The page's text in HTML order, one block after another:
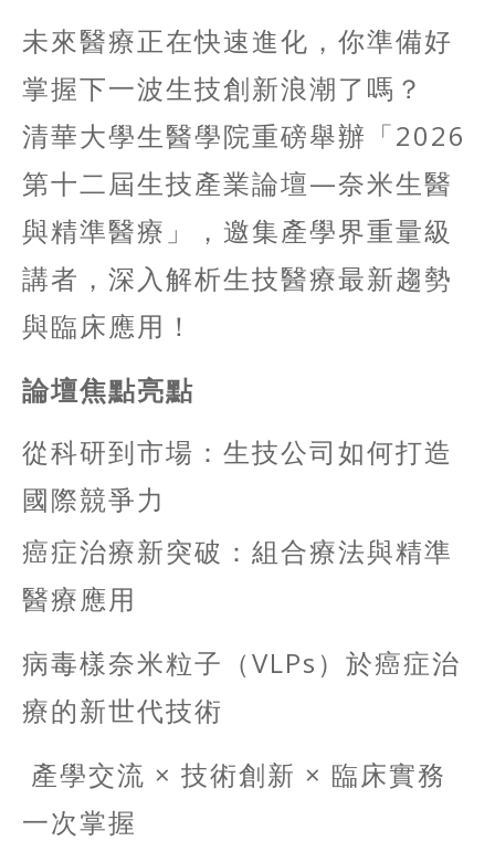
未來醫療正在快速進化，你準備好
掌握下一波生技創新浪潮了嗎？
清華大學生醫學院重磅舉辦「2026
第十二屆生技產業論壇—奈米生醫
與精準醫療」，邀集產學界重量級
講者，深入解析生技醫療最新趨勢
與臨床應用！
論壇焦點亮點
從科研到市場：生技公司如何打造
國際競爭力
癌症治療新突破：組合療法與精準
醫療應用
病毒樣奈米粒子（VLPs）於癌症治
療的新世代技術
產學交流 × 技術創新 × 臨床實務
一次掌握